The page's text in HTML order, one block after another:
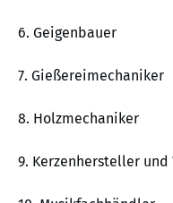
6. Geigenbauer
7. Gießereimechaniker
8. Holzmechaniker
9. Kerzenhersteller